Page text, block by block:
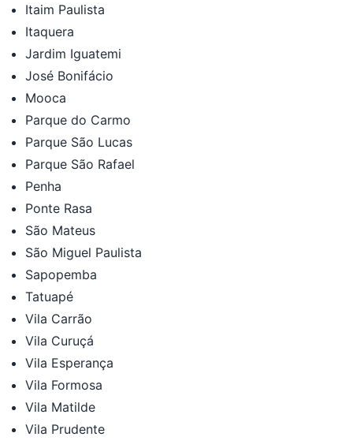
Itaim Paulista
Itaquera
Jardim Iguatemi
José Bonifácio
Mooca
Parque do Carmo
Parque São Lucas
Parque São Rafael
Penha
Ponte Rasa
São Mateus
São Miguel Paulista
Sapopemba
Tatuapé
Vila Carrão
Vila Curuçá
Vila Esperança
Vila Formosa
Vila Matilde
Vila Prudente